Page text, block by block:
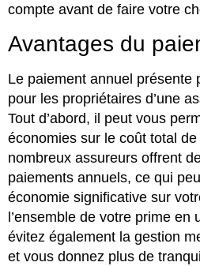
compte avant de faire votre
Avantages du
Le paiement annuel présente
pour les propriétaires d’une
Tout d’abord, il peut vous
économies sur le coût total
nombreux assureurs offrent
paiements annuels, ce qui
économie significative sur
l’ensemble de votre prime en
évitez également la gestion
et vous donnez plus de